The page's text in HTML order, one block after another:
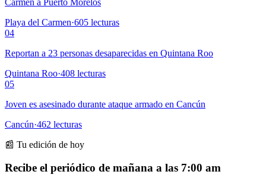
Carmen a Puerto Morelos
Playa del Carmen·605 lecturas
04
Reportan a 23 personas desaparecidas en Quintana Roo
Quintana Roo·408 lecturas
05
Joven es asesinado durante ataque armado en Cancún
Cancún·462 lecturas
📰 Tu edición de hoy
Recibe el periódico de mañana a las 7:00 am